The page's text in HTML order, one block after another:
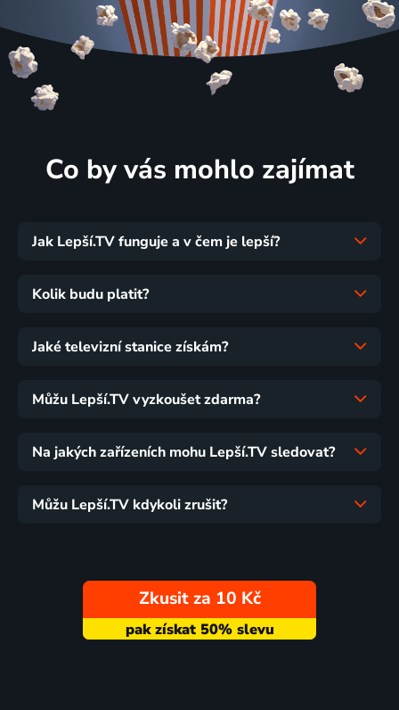
Co by vás mohlo zajímat
Jak Lepší.TV funguje a v čem je lepší?
Kolik budu platit?
Jaké televizní stanice získám?
Můžu Lepší.TV vyzkoušet zdarma?
Na jakých zařízeních mohu Lepší.TV sledovat?
Můžu Lepší.TV kdykoli zrušit?
Zkusit za 10 Kč